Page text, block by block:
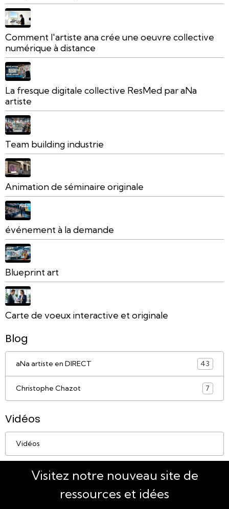
Comment l'artiste ana crée une oeuvre collective
numérique à distance
La fresque digitale collective ResMed par aNa
artiste
Team building industrie
Animation de séminaire originale
événement à la demande
Blueprint art
Carte de voeux interactive et originale
Blog
aNa artiste en DIRECT 43
Christophe Chazot 7
Vidéos
Vidéos
Visitez notre nouveau site de
ressources et idées